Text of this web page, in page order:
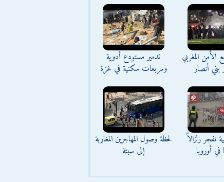
المغربي
بني أنصار
تدمير مستودع أدوية
ومربعات سكنية في غزة
تفجر زلزالاً
في أوروبا
لحظة وصول المهاجرين المغاربة
إلى سبتة